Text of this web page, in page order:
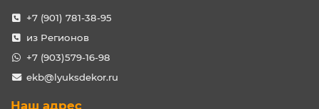
+7 (901) 781-38-95
из Регионов
+7 (903)579-16-98
ekb@lyuksdekor.ru
Наш адрес